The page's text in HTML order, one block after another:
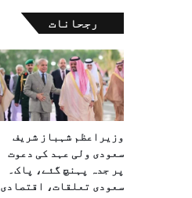
رجحانات
وزیراعظم شہباز شریف
سعودی ولی عہد کی دعوت
پر جدہ پہنچ گئے، پاک۔
سعودی تعلقات، اقتصادی